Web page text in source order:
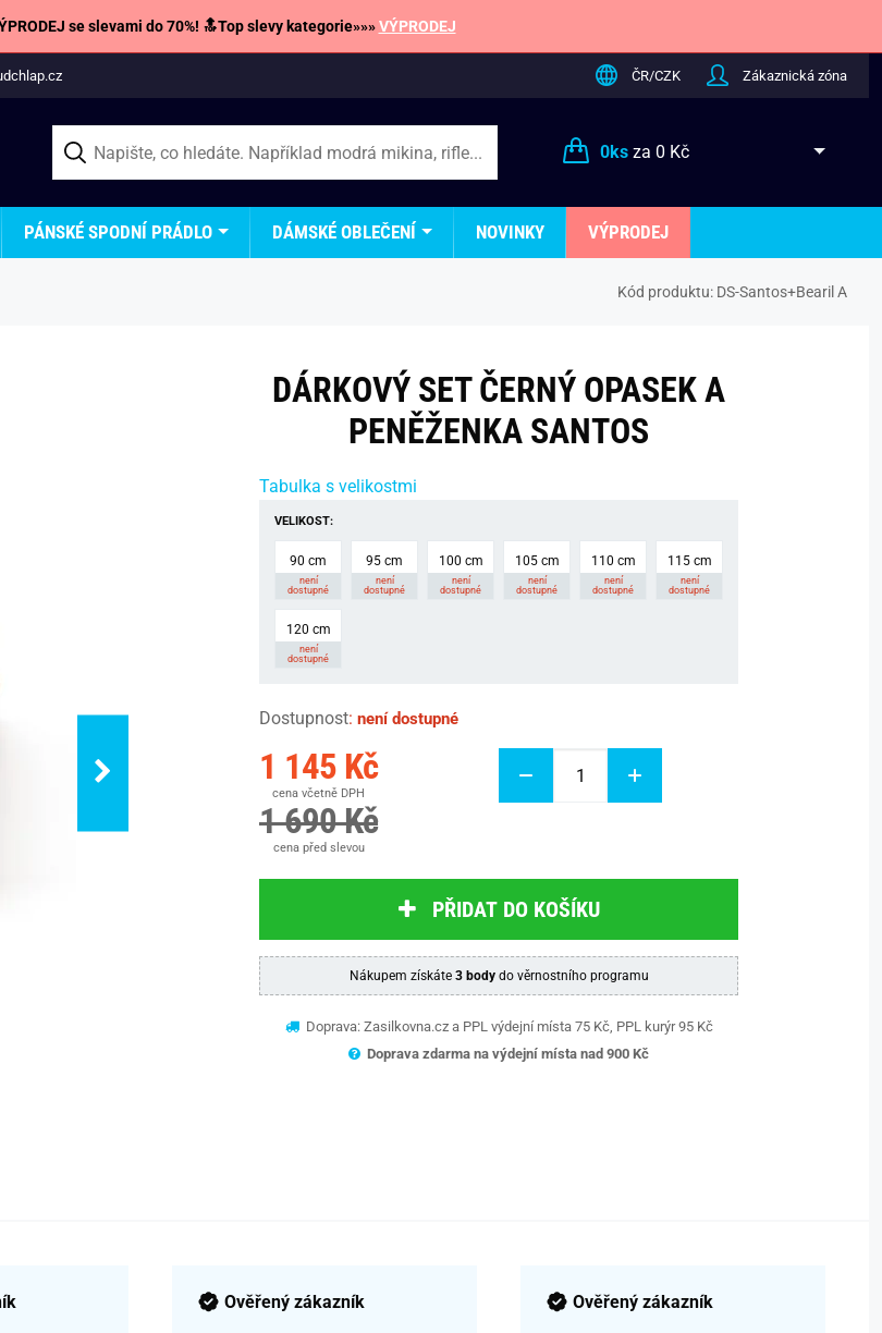
se slevami do 70%! 🔝Top slevy kategorie»»»VÝPRODEJ
ČR/CZK Zákaznická zóna
0ksza 0 Kč
PÁNSKÉ SPODNÍ PRÁDLO DÁMSKÉ OBLEČENÍ NOVINKY VÝPRODEJ
Kód produktu: DS-Santos+Bearil A
DÁRKOVÝ SET ČERNÝ OPASEK A
PENĚŽENKA SANTOS
Tabulka s velikostmi
VELIKOST:
90 cm
není
dostupné
95 cm
není
dostupné
100 cm
není
dostupné
105 cm
není
dostupné
110 cm
není
dostupné
115 cm
není
dostupné
120 cm
není
dostupné
Dostupnost: není dostupné
1 145 Kč
cena včetně DPH
1 690 Kč
cena před slevou
PŘIDAT DO KOŠÍKU
Nákupem získáte 3 bodydo věrnostního programu
Doprava: Zasilkovna.cz a PPL výdejní místa 75 Kč, PPL kurýr 95 Kč
Doprava zdarma na výdejní místa nad 900 Kč
Ověřený zákazník
Ověřený zákazník